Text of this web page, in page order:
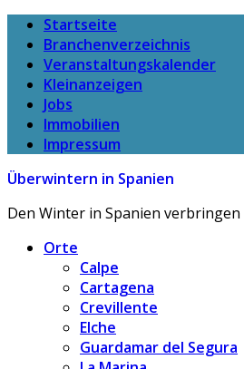
Startseite
Branchenverzeichnis
Veranstaltungskalender
Kleinanzeigen
Jobs
Immobilien
Impressum
Überwintern in Spanien
Den Winter in Spanien verbringen
Orte
Calpe
Cartagena
Crevillente
Elche
Guardamar del Segura